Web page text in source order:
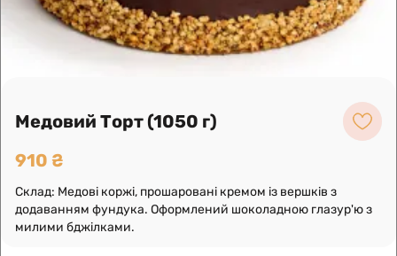
буше, оформлений вершками, буше в шоколаді і
кокосовою стружкою.
Замовлення по телефону
Медовий Торт (1050 г)
910 ₴
Склад: Медові коржі, прошаровані кремом із вершків з
додаванням фундука. Оформлений шоколадною глазур'ю з
милими бджілками.